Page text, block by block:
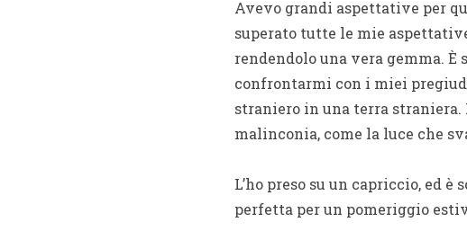
Avevo grandi aspettative per
superato tutte le mie
rendendolo una vera gemma.
confrontarmi con i miei
straniero in una terra
malinconia, come la luce che
L’ho preso su un capriccio, ed
perfetta per un pomeriggio